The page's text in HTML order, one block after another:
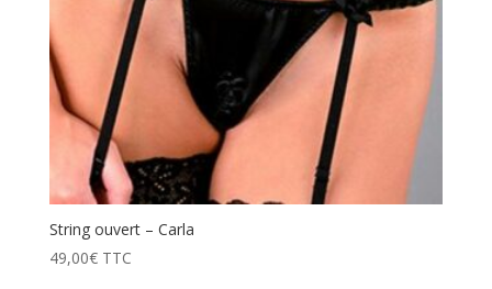
String ouvert – Carla
49,00€ TTC